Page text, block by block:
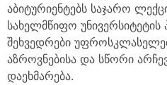
აბიტურიენტებს საჯარო
სახელმწიფო
შეხვედრები
აზროვნებისა და სწორი
დაეხმარება.